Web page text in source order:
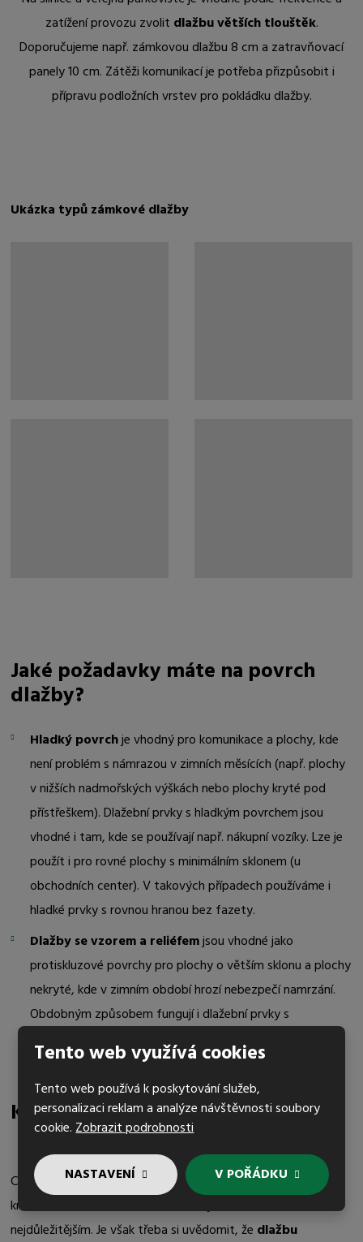
zatížení provozu zvolit dlažbu větších tlouštěk.
Doporučujeme např. zámkovou dlažbu 8 cm a zatravňovací
panely 10 cm. Zátěži komunikací je potřeba přizpůsobit i
přípravu podložních vrstev pro pokládku dlažby.
Ukázka typů zámkové dlažby
Jaké požadavky máte na povrch
dlažby?
Hladký povrchje vhodný pro komunikace a plochy, kde
není problém s námrazou v zimních měsících (např. plochy
v nižších nadmořských výškách nebo plochy kryté pod
přístřeškem). Dlažební prvky s hladkým povrchem jsou
vhodné i tam, kde se používají např. nákupní vozíky. Lze je
použít i pro rovné plochy s minimálním sklonem (u
obchodních center). V takových případech používáme i
hladké prvky s rovnou hranou bez fazety.
Dlažby se vzorem a reliéfemjsou vhodné jako
protiskluzové povrchy pro plochy o větším sklonu a plochy
nekryté, kde v zimním období hrozí nebezpečí namrzání.
Obdobným způsobem fungují i dlažební prvky s
vymývaným povrchem tvořeným ostrohrannou drtí.
Kolik můžete investovat?
Cena je samozřejmě při výběru dlažby velice důležitým
kritériem. Pro velkou část zákazníků je dokonce tím
nejdůležitějším. Je však třeba si uvědomit, že dlažbu
Tento web využívá cookies
Tento web používá k poskytování služeb,
personalizaci reklam a analýze návštěvnosti soubory
cookie.Zobrazit podrobnosti
NASTAVENÍ V POŘÁDKU